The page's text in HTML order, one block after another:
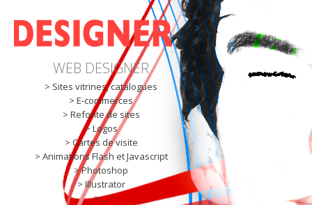
WEB DESIGNER
> Sites vitrines, catalogues
> E-commerces
> Refonte de sites
> Logos
> Cartes de visite
> Animations Flash et Javascript
> Photoshop
> Illustrator
> ...